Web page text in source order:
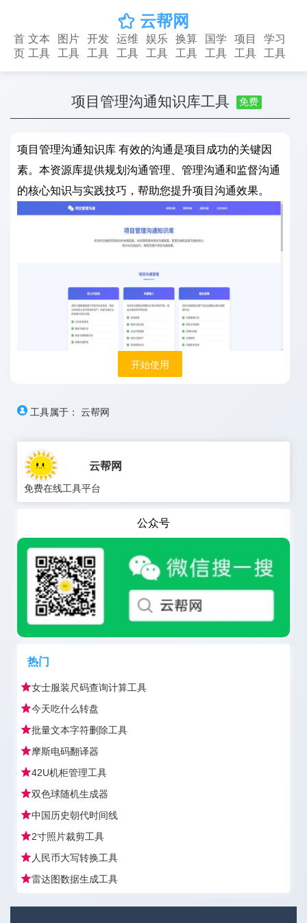
 云帮网
首
页
文本
工具
图片
工具
开发
工具
运维
工具
娱乐
工具
换算
工具
国学
工具
项目
工具
学习
工具
项目管理沟通知识库工具 免费
项目管理沟通知识库 有效的沟通是项目成功的关键因
素。本资源库提供规划沟通管理、管理沟通和监督沟通
的核心知识与实践技巧，帮助您提升项目沟通效果。
开始使用
工具属于： 云帮网
云帮网
免费在线工具平台
公众号
热门
女士服装尺码查询计算工具
今天吃什么转盘
批量文本字符删除工具
摩斯电码翻译器
42U机柜管理工具
双色球随机生成器
中国历史朝代时间线
2寸照片裁剪工具
人民币大写转换工具
雷达图数据生成工具